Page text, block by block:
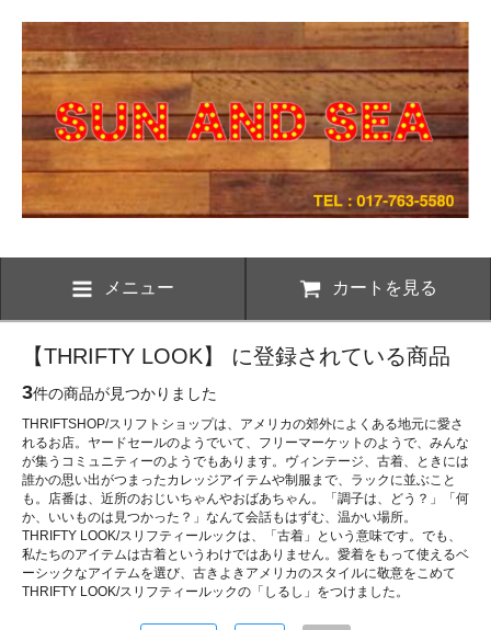
メニュー カートを見る
【THRIFTY LOOK】 に登録されている商品
3件の商品が見つかりました
THRIFTSHOP/スリフトショップは、アメリカの郊外によくある地元に愛さ
れるお店。ヤードセールのようでいて、フリーマーケットのようで、みんな
が集うコミュニティーのようでもあります。ヴィンテージ、古着、ときには
誰かの思い出がつまったカレッジアイテムや制服まで、ラックに並ぶこと
も。店番は、近所のおじいちゃんやおばあちゃん。「調子は、どう？」「何
か、いいものは見つかった？」なんて会話もはずむ、温かい場所。
THRIFTY LOOK/スリフティールックは、「古着」という意味です。でも、
私たちのアイテムは古着というわけではありません。愛着をもって使えるベ
ーシックなアイテムを選び、古きよきアメリカのスタイルに敬意をこめて
THRIFTY LOOK/スリフティールックの「しるし」をつけました。